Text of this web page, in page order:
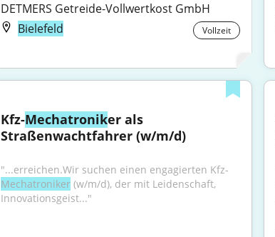
DETMERS Getreide-Vollwertkost GmbH
Bielefeld
Vollzeit
Kfz-Mechatroniker als
Straßenwachtfahrer (w/m/d)
"...erreichen.Wir suchen einen engagierten Kfz-
Mechatroniker (w/m/d), der mit Leidenschaft,
Innovationsgeist..."